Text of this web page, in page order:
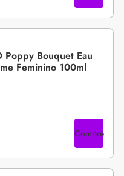
Poppy Bouquet Eau
Feminino 100ml
Compre